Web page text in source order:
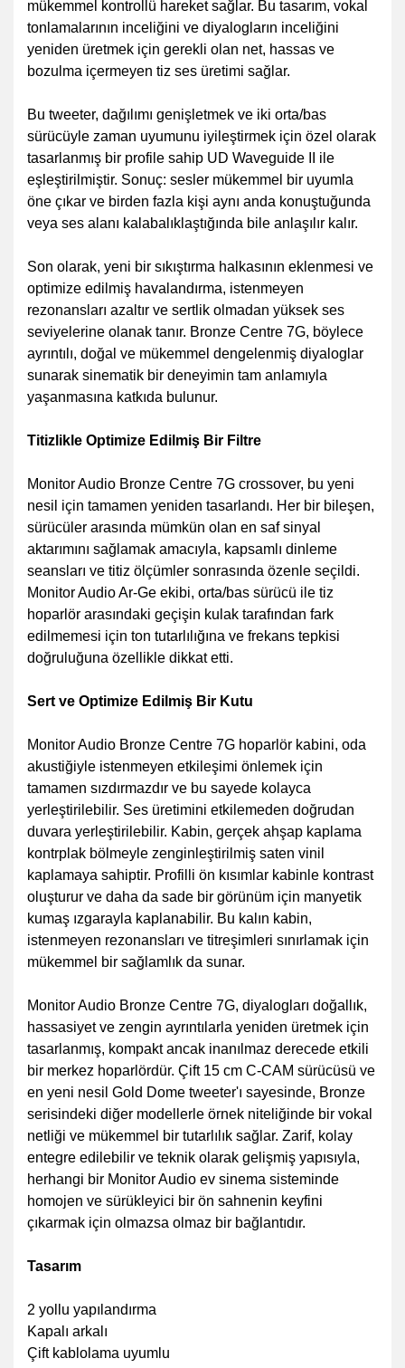
mükemmel kontrollü hareket sağlar. Bu tasarım, vokal
tonlamalarının inceliğini ve diyalogların inceliğini
yeniden üretmek için gerekli olan net, hassas ve
bozulma içermeyen tiz ses üretimi sağlar.
Bu tweeter, dağılımı genişletmek ve iki orta/bas
sürücüyle zaman uyumunu iyileştirmek için özel olarak
tasarlanmış bir profile sahip UD Waveguide II ile
eşleştirilmiştir. Sonuç: sesler mükemmel bir uyumla
öne çıkar ve birden fazla kişi aynı anda konuştuğunda
veya ses alanı kalabalıklaştığında bile anlaşılır kalır.
Son olarak, yeni bir sıkıştırma halkasının eklenmesi ve
optimize edilmiş havalandırma, istenmeyen
rezonansları azaltır ve sertlik olmadan yüksek ses
seviyelerine olanak tanır. Bronze Centre 7G, böylece
ayrıntılı, doğal ve mükemmel dengelenmiş diyaloglar
sunarak sinematik bir deneyimin tam anlamıyla
yaşanmasına katkıda bulunur.
Titizlikle Optimize Edilmiş Bir Filtre
Monitor Audio Bronze Centre 7G crossover, bu yeni
nesil için tamamen yeniden tasarlandı. Her bir bileşen,
sürücüler arasında mümkün olan en saf sinyal
aktarımını sağlamak amacıyla, kapsamlı dinleme
seansları ve titiz ölçümler sonrasında özenle seçildi.
Monitor Audio Ar-Ge ekibi, orta/bas sürücü ile tiz
hoparlör arasındaki geçişin kulak tarafından fark
edilmemesi için ton tutarlılığına ve frekans tepkisi
doğruluğuna özellikle dikkat etti.
Sert ve Optimize Edilmiş Bir Kutu
Monitor Audio Bronze Centre 7G hoparlör kabini, oda
akustiğiyle istenmeyen etkileşimi önlemek için
tamamen sızdırmazdır ve bu sayede kolayca
yerleştirilebilir. Ses üretimini etkilemeden doğrudan
duvara yerleştirilebilir. Kabin, gerçek ahşap kaplama
kontrplak bölmeyle zenginleştirilmiş saten vinil
kaplamaya sahiptir. Profilli ön kısımlar kabinle kontrast
oluşturur ve daha da sade bir görünüm için manyetik
kumaş ızgarayla kaplanabilir. Bu kalın kabin,
istenmeyen rezonansları ve titreşimleri sınırlamak için
mükemmel bir sağlamlık da sunar.
Monitor Audio Bronze Centre 7G, diyalogları doğallık,
hassasiyet ve zengin ayrıntılarla yeniden üretmek için
tasarlanmış, kompakt ancak inanılmaz derecede etkili
bir merkez hoparlördür. Çift 15 cm C-CAM sürücüsü ve
en yeni nesil Gold Dome tweeter'ı sayesinde, Bronze
serisindeki diğer modellerle örnek niteliğinde bir vokal
netliği ve mükemmel bir tutarlılık sağlar. Zarif, kolay
entegre edilebilir ve teknik olarak gelişmiş yapısıyla,
herhangi bir Monitor Audio ev sinema sisteminde
homojen ve sürükleyici bir ön sahnenin keyfini
çıkarmak için olmazsa olmaz bir bağlantıdır.
Tasarım
2 yollu yapılandırma
Kapalı arkalı
Çift kablolama uyumlu